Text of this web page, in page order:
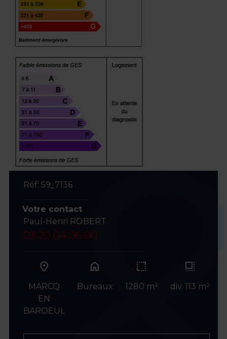
Réf: 59_7136
Votre contact
Paul-Henri ROBERT
03 20 04 06 00
MARCQ
EN
BAROEUL
home
Bureaux 1280 m² div. 113 m²